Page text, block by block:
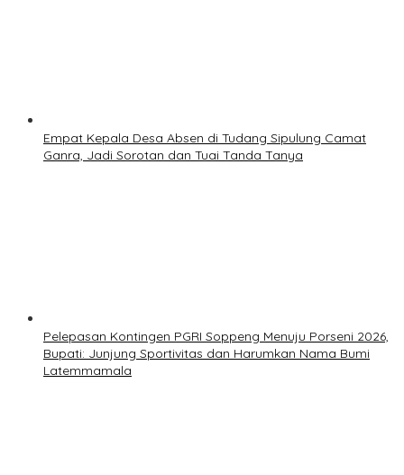
Empat Kepala Desa Absen di Tudang Sipulung Camat
Ganra, Jadi Sorotan dan Tuai Tanda Tanya
Pelepasan Kontingen PGRI Soppeng Menuju Porseni 2026,
Bupati: Junjung Sportivitas dan Harumkan Nama Bumi
Latemmamala